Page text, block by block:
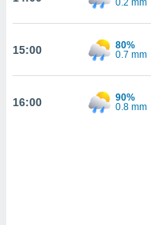
como
y
en
más
15:00
80%
0.7 mm
16:00
90%
0.8 mm